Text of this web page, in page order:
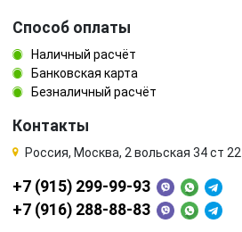
Способ оплаты
Наличный расчёт
Банковская карта
Безналичный расчёт
Контакты
Россия, Москва, 2 вольская 34 ст 22
+7 (915) 299-99-93
+7 (916) 288-88-83